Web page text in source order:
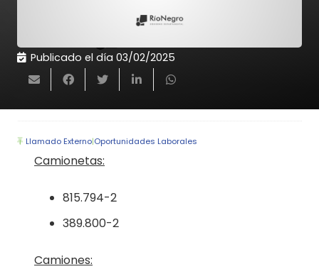
Publicado el día 03/02/2025
Llamado Externo|Oportunidades Laborales
Camionetas:
815.794-2
389.800-2
Camiones: